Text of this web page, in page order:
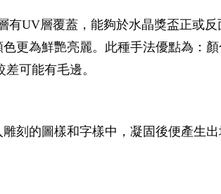
UV層覆蓋，能夠於水晶獎盃正或
更為鮮艷亮麗。此種手法優點為：
可能有毛邊。
刻的圖樣和字樣中，凝固後便產生